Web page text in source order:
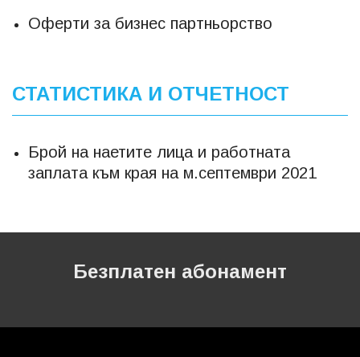
Оферти за бизнес партньорство
СТАТИСТИКА И ОТЧЕТНОСТ
Брой на наетите лица и работната
заплата към края на м.септември 2021
Безплатен абонамент